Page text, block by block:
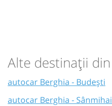
Alte destinații
autocar Berghia - Budești
autocar Berghia -